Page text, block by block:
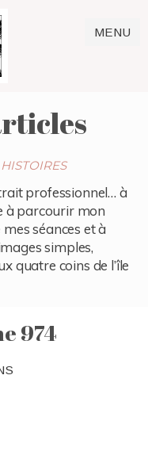
MENU
professionnel… à
à parcourir mon
séances et à
simples,
quatre coins de l’île
974